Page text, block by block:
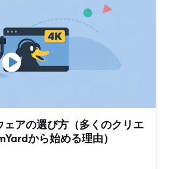
アの選び方（多くのクリエ
から始める理由）